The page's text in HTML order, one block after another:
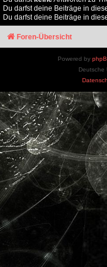
Du darfst deine Beiträge in
Du darfst deine Beiträge in
Foren-Übersicht
Powered by
Deutsche